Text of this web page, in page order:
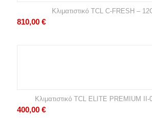
Κλιματιστικό TCL C-FRESH –
810,00 €
Κλιματιστικό TCL ELITE PREMIUM II-
400,00 €